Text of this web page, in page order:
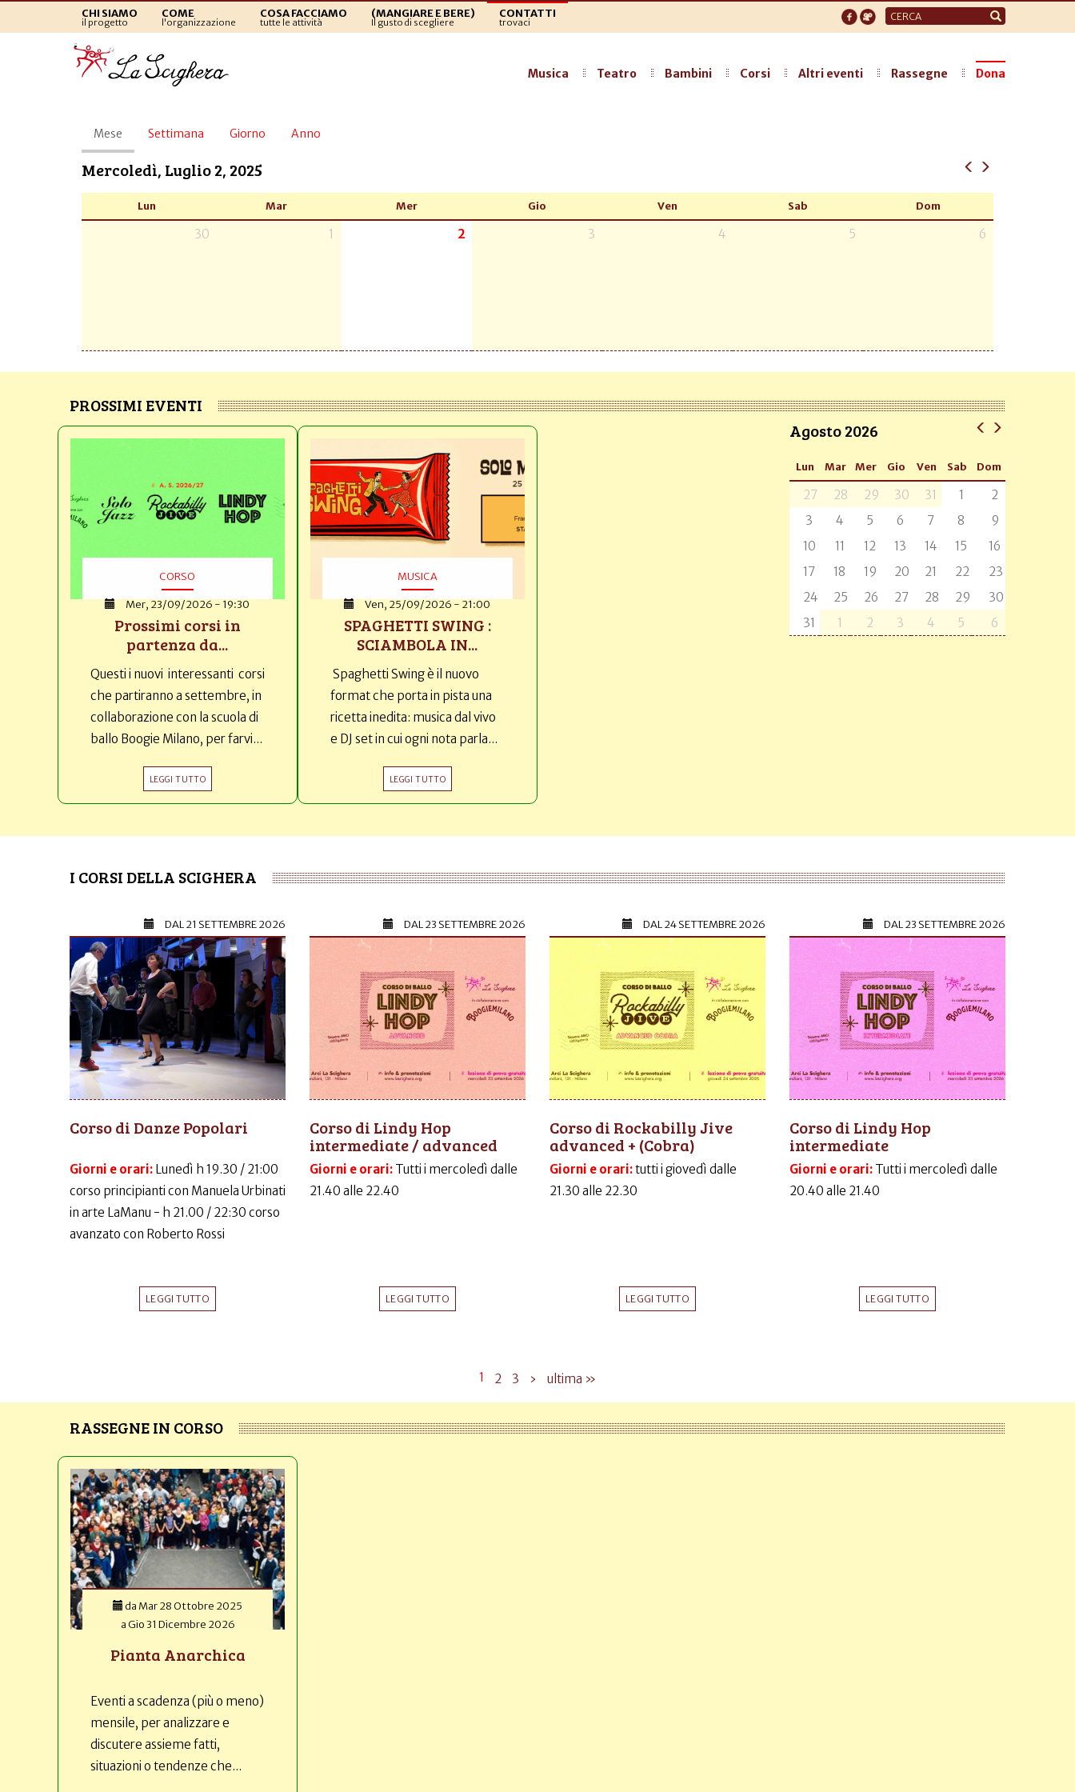
CHI SIAMO
il progetto
COME
l'organizzazione
COSA FACCIAMO
tutte le attività
(MANGIARE E BERE)
Il gusto di scegliere
CONTATTI
trovaci
Form
di
Musica Teatro Bambini Corsi Altri eventi Rassegne Dona
Schede
primarie
Mese (scheda
attiva)
Settimana Giorno Anno
Mercoledì, Luglio 2, 2025
Lun Mar Mer Gio Ven Sab Dom
30 1 2 3 4 5 6
PROSSIMI EVENTI
CORSO
Mer, 23/09/2026 - 19:30
Prossimi corsi in
partenza da...
Questi i nuovi interessanti corsi
che partiranno a settembre, in
collaborazione con la scuola di
ballo Boogie Milano, per farvi...
LEGGI TUTTO
MUSICA
Ven, 25/09/2026 - 21:00
SPAGHETTI SWING :
SCIAMBOLA IN...
Spaghetti Swing è il nuovo
format che porta in pista una
ricetta inedita: musica dal vivo
e DJ set in cui ogni nota parla...
LEGGI TUTTO
Agosto 2026
Lun Mar Mer Gio Ven Sab Dom
27 28 29 30 31 1
2
3
4 5 6 7 8
9
10
11 12 13 14 15
16
17
18 19 20 21 22
23
24
25 26 27 28 29
30
31
1 2 3 4 5 6
I CORSI DELLA SCIGHERA
DAL21 SETTEMBRE 2026
Corso di Danze Popolari
Giorni e orari: Lunedì h 19.30 / 21:00
corso principianti con Manuela Urbinati
in arte LaManu - h 21.00 / 22:30 corso
avanzato con Roberto Rossi
LEGGI TUTTO
DAL23 SETTEMBRE 2026
Corso di Lindy Hop
intermediate / advanced
Giorni e orari: Tutti i mercoledì dalle
21.40 alle 22.40
LEGGI TUTTO
DAL24 SETTEMBRE 2026
Corso di Rockabilly Jive
advanced + (Cobra)
Giorni e orari:tutti i giovedì dalle
21.30 alle 22.30
LEGGI TUTTO
DAL23 SETTEMBRE 2026
Corso di Lindy Hop
intermediate
Giorni e orari: Tutti i mercoledì dalle
20.40 alle 21.40
LEGGI TUTTO
1 2 3 › ultima »
RASSEGNE IN CORSO
da Mar 28 Ottobre 2025
aGio 31 Dicembre 2026
Pianta Anarchica
Eventi a scadenza (più o meno)
mensile, per analizzare e
discutere assieme fatti,
situazioni o tendenze che...